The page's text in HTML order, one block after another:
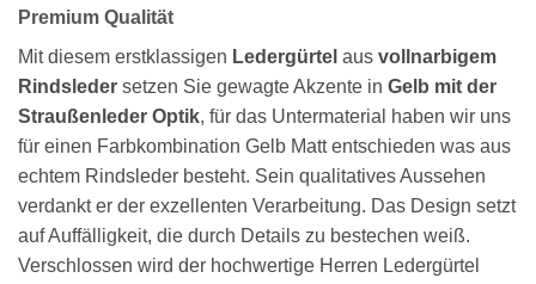
Premium Qualität
Mit diesem erstklassigen Ledergürtel aus vollnarbigem
Rindsleder setzen Sie gewagte Akzente in Gelb mit der
Straußenleder Optik, für das Untermaterial haben wir uns
für einen Farbkombination Gelb Matt entschieden was aus
echtem Rindsleder besteht. Sein qualitatives Aussehen
verdankt er der exzellenten Verarbeitung. Das Design setzt
auf Auffälligkeit, die durch Details zu bestechen weiß.
Verschlossen wird der hochwertige Herren Ledergürtel